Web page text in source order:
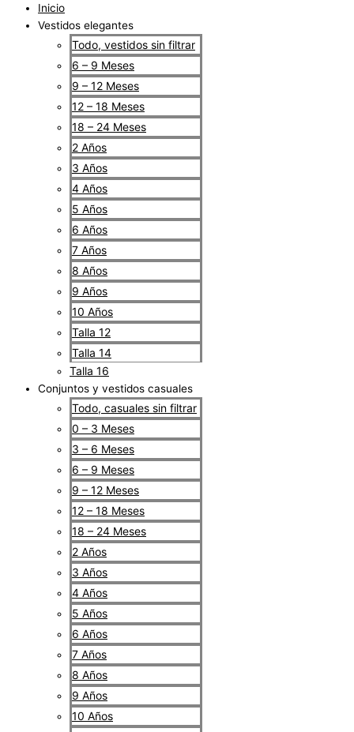
Inicio
Vestidos elegantes
Todo, vestidos sin filtrar
6 – 9 Meses
9 – 12 Meses
12 – 18 Meses
18 – 24 Meses
2 Años
3 Años
4 Años
5 Años
6 Años
7 Años
8 Años
9 Años
10 Años
Talla 12
Talla 14
Talla 16
Conjuntos y vestidos casuales
Todo, casuales sin filtrar
0 – 3 Meses
3 – 6 Meses
6 – 9 Meses
9 – 12 Meses
12 – 18 Meses
18 – 24 Meses
2 Años
3 Años
4 Años
5 Años
6 Años
7 Años
8 Años
9 Años
10 Años